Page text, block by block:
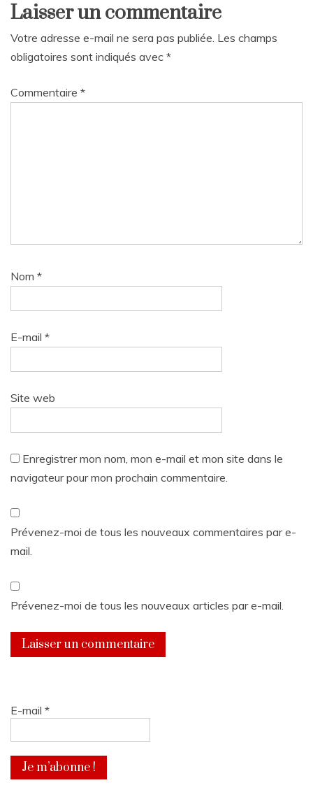
Laisser un commentaire
Votre adresse e-mail ne sera pas publiée. Les champs
obligatoires sont indiqués avec *
Commentaire *
Nom *
E-mail *
Site web
Enregistrer mon nom, mon e-mail et mon site dans le
navigateur pour mon prochain commentaire.
Prévenez-moi de tous les nouveaux commentaires par e-
mail.
Prévenez-moi de tous les nouveaux articles par e-mail.
E-mail *